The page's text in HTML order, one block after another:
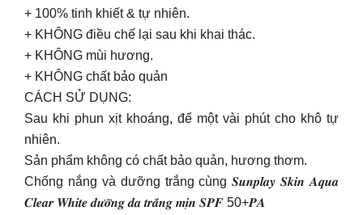
+ 100% tinh khiết & tự nhiên.
+ KHÔNG điều chế lại sau khi khai thác.
+ KHÔNG mùi hương.
+ KHÔNG chất bảo quản
CÁCH SỬ DỤNG:
Sau khi phun xịt khoáng, để một vài phút cho khô tự
nhiên.
Sản phẩm không có chất bảo quản, hương thơm.
Chống nắng và dưỡng trắng cùng 𝑺𝒖𝒏𝒑𝒍𝒂𝒚 𝑺𝒌𝒊𝒏 𝑨𝒒𝒖𝒂
𝑪𝒍𝒆𝒂𝒓 𝑾𝒉𝒊𝒕𝒆 𝒅𝒖̛𝒐̛̃𝒏𝒈 𝒅𝒂 𝒕𝒓𝒂̆́𝒏𝒈 𝒎𝒊̣𝒏 𝑺𝑷𝑭 50+𝑷𝑨